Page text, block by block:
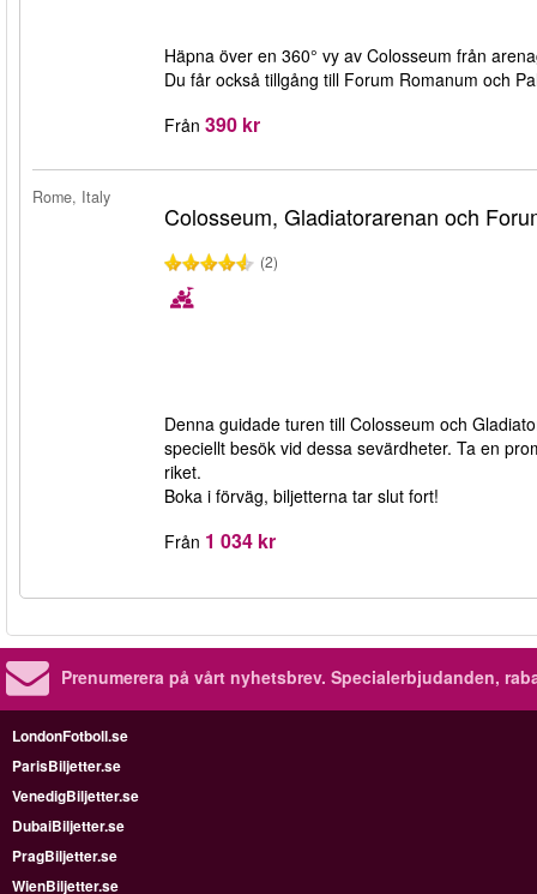
Häpna över en 360° vy av Colosseum från
Du får också tillgång till Forum Romanum och
Från 390 kr
Rome, Italy
Colosseum, Gladiatorarenan och
(2)
Denna guidade turen till Colosseum och
speciellt besök vid dessa sevärdheter. Ta en
riket.
Boka i förväg, biljetterna tar slut fort!
Från 1 034 kr
Prenumerera på vårt nyhetsbrev. Specialerbjudanden,
LondonFotboll.se
ParisBiljetter.se
VenedigBiljetter.se
DubaiBiljetter.se
PragBiljetter.se
WienBiljetter.se